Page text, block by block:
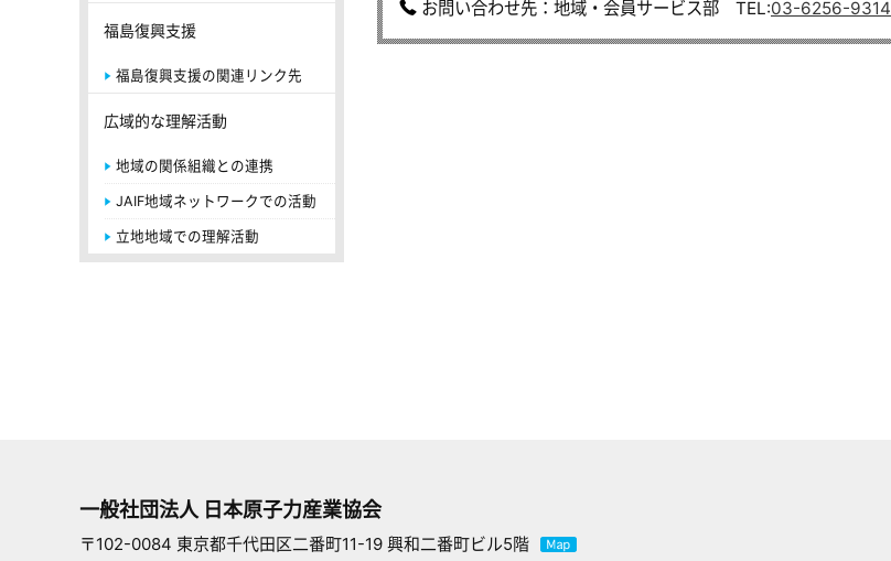
お問い合わせ先：地域・会員サービス部 TEL:03-6256-9314
福島復興支援
福島復興支援の関連リンク先
広域的な理解活動
地域の関係組織との連携
JAIF地域ネットワークでの活動
立地地域での理解活動
一般社団法人 日本原子力産業協会
〒102-0084 東京都千代田区二番町11-19 興和二番町ビル5階